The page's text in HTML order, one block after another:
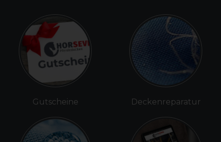
Gutscheine Deckenreparatur